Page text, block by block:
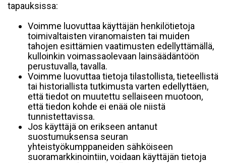
tapauksissa:
Voimme luovuttaa käyttäjän henkilötietoja
toimivaltaisten viranomaisten tai muiden
tahojen esittämien vaatimusten edellyttämällä,
kulloinkin voimassaolevaan lainsäädäntöön
perustuvalla, tavalla.
Voimme luovuttaa tietoja tilastollista, tieteellistä
tai historiallista tutkimusta varten edellyttäen,
että tiedot on muutettu sellaiseen muotoon,
että tiedon kohde ei enää ole niistä
tunnistettavissa.
Jos käyttäjä on erikseen antanut
suostumuksensa seuran
yhteistyökumppaneiden sähköiseen
suoramarkkinointiin, voidaan käyttäjän tietoja